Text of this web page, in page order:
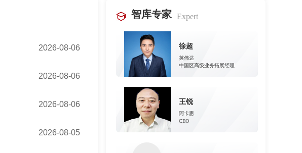
2026-08-06
2026-08-06
2026-08-06
2026-08-05
智库专家 Expert
徐超
英伟达
中国区高级业务拓展经理
王锐
阿卡思
CEO